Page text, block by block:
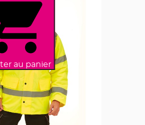
au panier